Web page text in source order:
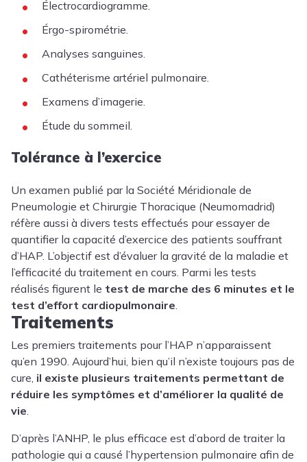
Électrocardiogramme.
Érgo-spirométrie.
Analyses sanguines.
Cathéterisme artériel pulmonaire.
Examens d’imagerie.
Étude du sommeil.
Tolérance à l’exercice
Un examen publié par la Société Méridionale de
Pneumologie et Chirurgie Thoracique (Neumomadrid)
réfère aussi à divers tests effectués pour essayer de
quantifier la capacité d’exercice des patients souffrant
d’HAP. L’objectif est d’évaluer la gravité de la maladie et
l’efficacité du traitement en cours. Parmi les tests
réalisés figurent le test de marche des 6 minutes et le
test d’effort cardiopulmonaire
Traitements
Les premiers traitements pour l’HAP n’apparaissent
qu’en 1990. Aujourd’hui, bien qu’il n’existe toujours pas de
cure, il existe plusieurs traitements permettant de
réduire les symptômes et d’améliorer la qualité de
vie
D’après l’ANHP, le plus efficace est d’abord de traiter la
pathologie qui a causé l’hypertension pulmonaire afin de